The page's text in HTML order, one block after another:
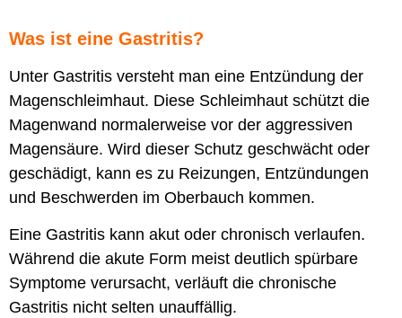
Was ist eine Gastritis?
Unter Gastritis versteht man eine Entzündung der
Magenschleimhaut. Diese Schleimhaut schützt die
Magenwand normalerweise vor der aggressiven
Magensäure. Wird dieser Schutz geschwächt oder
geschädigt, kann es zu Reizungen, Entzündungen
und Beschwerden im Oberbauch kommen.
Eine Gastritis kann akut oder chronisch verlaufen.
Während die akute Form meist deutlich spürbare
Symptome verursacht, verläuft die chronische
Gastritis nicht selten unauffällig.